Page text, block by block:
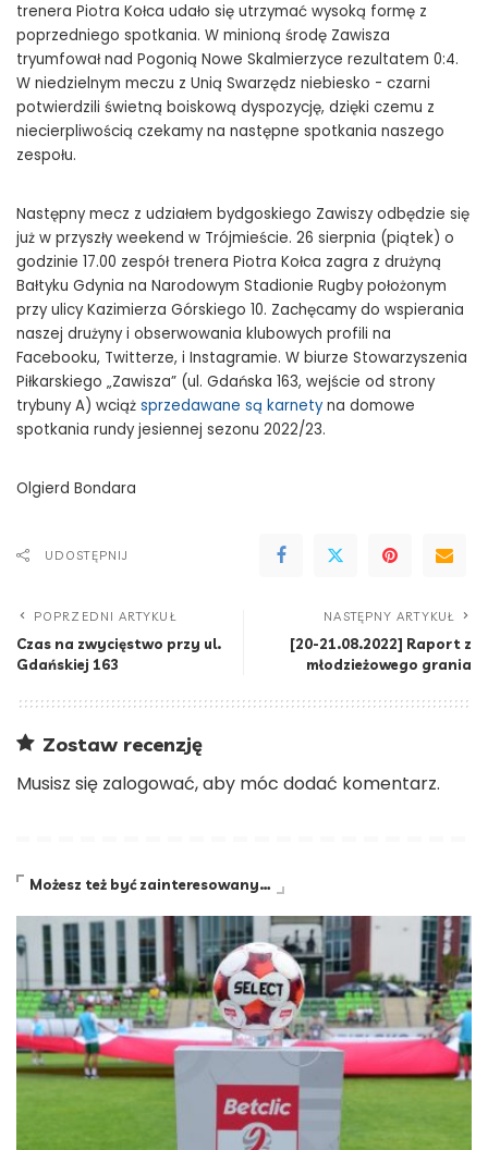
trenera Piotra Kołca udało się utrzymać wysoką formę z
poprzedniego spotkania. W minioną środę Zawisza
tryumfował nad Pogonią Nowe Skalmierzyce rezultatem 0:4.
W niedzielnym meczu z Unią Swarzędz niebiesko - czarni
potwierdzili świetną boiskową dyspozycję, dzięki czemu z
niecierpliwością czekamy na następne spotkania naszego
zespołu.
Następny mecz z udziałem bydgoskiego Zawiszy odbędzie się
już w przyszły weekend w Trójmieście. 26 sierpnia (piątek) o
godzinie 17.00 zespół trenera Piotra Kołca zagra z drużyną
Bałtyku Gdynia na Narodowym Stadionie Rugby położonym
przy ulicy Kazimierza Górskiego 10. Zachęcamy do wspierania
naszej drużyny i obserwowania klubowych profili na
Facebooku, Twitterze, i Instagramie. W biurze Stowarzyszenia
Piłkarskiego „Zawisza” (ul. Gdańska 163, wejście od strony
trybuny A) wciąż sprzedawane są karnetyna domowe
spotkania rundy jesiennej sezonu 2022/23.
Olgierd Bondara
UDOSTĘPNIJ
POPRZEDNI ARTYKUŁ
Czas na zwycięstwo przy ul.
Gdańskiej 163
NASTĘPNY ARTYKUŁ
[20-21.08.2022] Raport z
młodzieżowego grania
Zostaw recenzję
Musisz się zalogować, aby móc dodać komentarz.
Możesz też być zainteresowany…